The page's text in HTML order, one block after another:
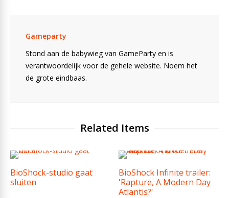
Gameparty
Stond aan de babywieg van GameParty en is
verantwoordelijk voor de gehele website. Noem het
de grote eindbaas.
Related Items
BioShock-studio gaat
sluiten
BioShock Infinite trailer:
'Rapture, A Modern Day
Atlantis?'